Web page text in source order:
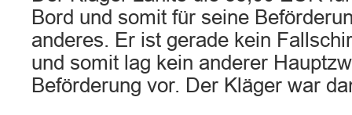
Bord und somit für seine
anderes. Er ist gerade kein
und somit lag kein anderer
Beförderung vor. Der Kläger war